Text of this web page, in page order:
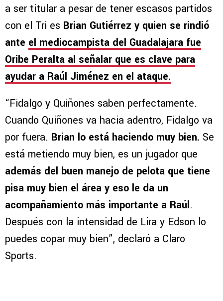
a ser titular a pesar de tener escasos partidos
con el Tri es Brian Gutiérrez y quien se rindió
ante el mediocampista del Guadalajara fue
Oribe Peralta al señalar que es clave para
ayudar a Raúl Jiménez en el ataque.
“Fidalgo y Quiñones saben perfectamente.
Cuando Quiñones va hacia adentro, Fidalgo va
por fuera. Brian lo está haciendo muy bien. Se
está metiendo muy bien, es un jugador que
además del buen manejo de pelota que tiene
pisa muy bien el área y eso le da un
acompañamiento más importante a Raúl.
Después con la intensidad de Lira y Edson lo
puedes copar muy bien”, declaró a Claro
Sports.